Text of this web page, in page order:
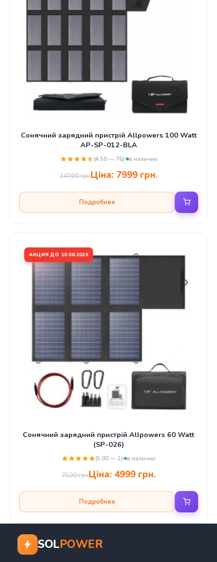
Сонячний зарядний пристрій Allpowers 100 Watt
AP-SP-012-BLA
(4.50 — 76) в наличии
14000 грнЦіна: 7999 грн.
Подробнее
АКЦИЯ ДО 10.08.2026
Сонячний зарядний пристрій Allpowers 60 Watt
(SP-026)
(5.00 — 2) в наличии
7500 грнЦіна: 4999 грн.
Подробнее
SOLPOWER